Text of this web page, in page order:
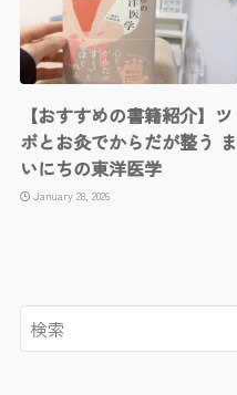
【おすすめの書籍紹介】ツ
ボとお灸でからだが整う ま
いにちの東洋医学
January 28, 2026